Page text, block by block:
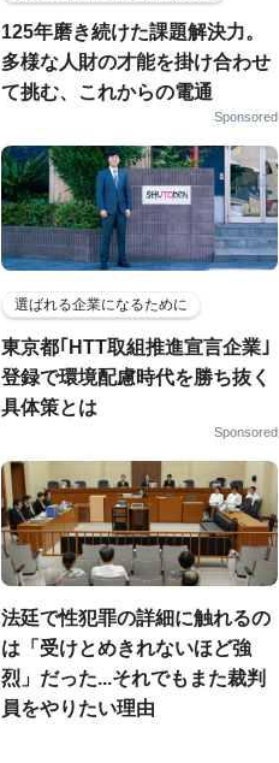
125年磨き続けた課題解決力。
多様な人財の才能を掛け合わせ
て挑む、これからの電通
Sponsored
選ばれる企業になるために
東京都｢HTT取組推進宣言企業｣
登録で環境配慮時代を勝ち抜く
具体策とは
Sponsored
法廷で性犯罪の詳細に触れるの
は「受けとめきれないほど強
烈」だった...それでもまた裁判
員をやりたい理由